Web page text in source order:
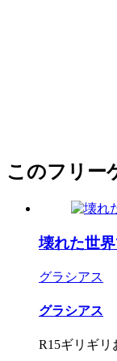
このフリー
壊れた世
グラシアス
グラシアス
R15ギリギ